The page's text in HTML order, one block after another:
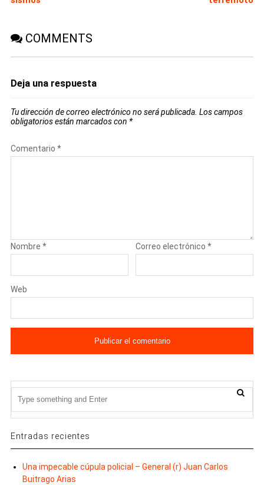
COMMENTS
Deja una respuesta
Tu dirección de correo electrónico no será publicada. Los campos
obligatorios están marcados con *
Comentario *
Nombre * Correo electrónico*
Web
Entradas recientes
Una impecable cúpula policial – General (r) Juan Carlos
Buitrago Arias